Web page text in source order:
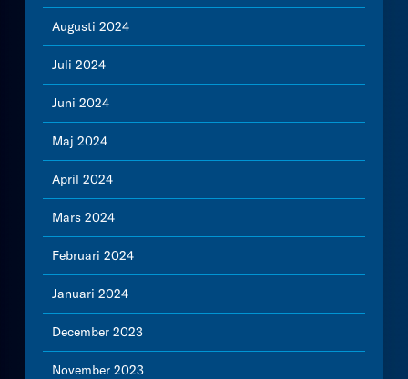
Augusti 2024
Juli 2024
Juni 2024
Maj 2024
April 2024
Mars 2024
Februari 2024
Januari 2024
December 2023
November 2023